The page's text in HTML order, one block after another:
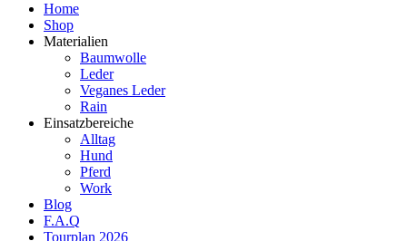
Home
Shop
Materialien
Baumwolle
Leder
Veganes Leder
Rain
Einsatzbereiche
Alltag
Hund
Pferd
Work
Blog
F.A.Q
Tourplan 2026